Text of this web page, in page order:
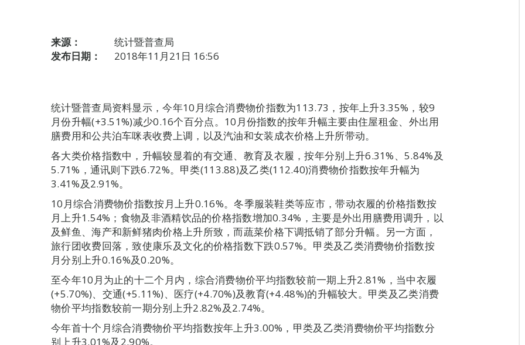
来源：
统计暨普查局
发布日期：
2018年11月21日 16:56
统计暨普查局资料显示，今年10月综合消费物价指数为113.73，按年上升3.35%，较9
月份升幅(+3.51%)减少0.16个百分点。10月份指数的按年升幅主要由住屋租金、外出用
膳费用和公共泊车咪表收费上调，以及汽油和女装成衣价格上升所带动。
各大类价格指数中，升幅较显着的有交通、教育及衣履，按年分别上升6.31%、5.84%及
5.71%，通讯则下跌6.72%。甲类(113.88)及乙类(112.40)消费物价指数按年升幅为
3.41%及2.91%。
10月综合消费物价指数按月上升0.16%。冬季服装鞋类等应市，带动衣履的价格指数按
月上升1.54%；食物及非酒精饮品的价格指数增加0.34%，主要是外出用膳费用调升，以
及鲜鱼、海产和新鲜猪肉价格上升所致，而蔬菜价格下调抵销了部分升幅。另一方面，
旅行团收费回落，致使康乐及文化的价格指数下跌0.57%。甲类及乙类消费物价指数按
月分别上升0.16%及0.20%。
至今年10月为止的十二个月内，综合消费物价平均指数较前一期上升2.81%，当中衣履
(+5.70%)、交通(+5.11%)、医疗(+4.70%)及教育(+4.48%)的升幅较大。甲类及乙类消费
物价平均指数较前一期分别上升2.82%及2.74%。
今年首十个月综合消费物价平均指数按年上升3.00%，甲类及乙类消费物价平均指数分
别上升3.01%及2.90%。